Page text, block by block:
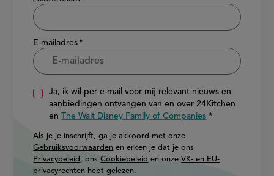
E-mailadres
Ja, ik wil per e-mail voor mij relevant nieuws en
aanbiedingen ontvangen van en over 24Kitchen
enThe Walt Disney Family of Companies
Als je je inschrijft, ga je akkoord met onze
Gebruiksvoorwaarden en erken je dat je ons
Privacybeleid , onsCookiebeleid en onzeVK- en EU-
privacyrechten hebt gelezen.